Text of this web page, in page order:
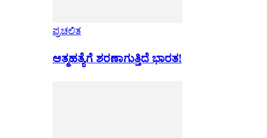
ಪ್ರಚಲಿತ
ಆತ್ಮಹತ್ಯೆಗೆ ಶರಣಾಗುತ್ತಿದೆ ಭಾರತ!